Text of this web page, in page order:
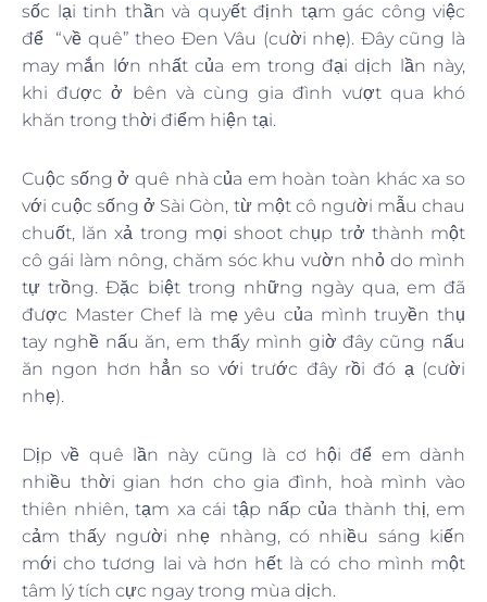
sốc lại tinh thần và quyết định tạm gác công việc
để “về quê” theo Đen Vâu (cười nhẹ). Đây cũng là
may mắn lớn nhất của em trong đại dịch lần này,
khi được ở bên và cùng gia đình vượt qua khó
khăn trong thời điểm hiện tại.
Cuộc sống ở quê nhà của em hoàn toàn khác xa so
với cuộc sống ở Sài Gòn, từ một cô người mẫu chau
chuốt, lăn xả trong mọi shoot chụp trở thành một
cô gái làm nông, chăm sóc khu vườn nhỏ do mình
tự trồng. Đặc biệt trong những ngày qua, em đã
được Master Chef là mẹ yêu của mình truyền thụ
tay nghề nấu ăn, em thấy mình giờ đây cũng nấu
ăn ngon hơn hẳn so với trước đây rồi đó ạ (cười
nhẹ).
Dịp về quê lần này cũng là cơ hội để em dành
nhiều thời gian hơn cho gia đình, hoà mình vào
thiên nhiên, tạm xa cái tập nấp của thành thị, em
cảm thấy người nhẹ nhàng, có nhiều sáng kiến
mới cho tương lai và hơn hết là có cho mình một
tâm lý tích cực ngay trong mùa dịch.